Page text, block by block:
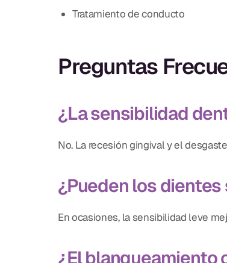
Tratamiento de conducto
Preguntas
¿La sensibilidad
No. La recesión gingival y el
¿Pueden los
En ocasiones, la sensibilidad leve
¿El blanqueamiento